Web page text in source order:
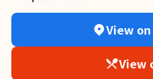
View
View